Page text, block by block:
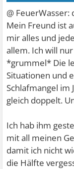
@
Mein Freund ist
mir alles und
allem. Ich will
*grummel* Die
Situationen und
Schlafmangel im
gleich doppelt.
Ich hab ihm
mit all meinen
damit ich nicht
die Hälfte